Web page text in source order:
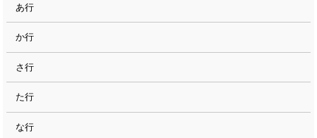
あ行
か行
さ行
た行
な行